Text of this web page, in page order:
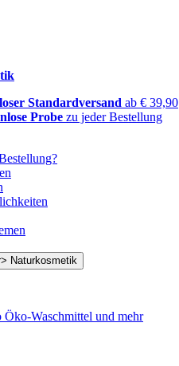
Standardversand ab € 39,90
Probe zu jeder Bestellung
Öko-Waschmittel und mehr